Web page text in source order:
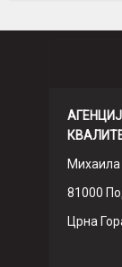
Михаила
81000
Црна